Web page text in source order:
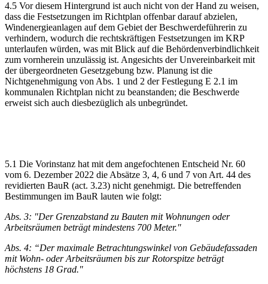
4.5 Vor diesem Hintergrund ist auch nicht von der Hand zu weisen,
dass die Festsetzungen im Richtplan offenbar darauf abzielen,
Windenergieanlagen auf dem Gebiet der Beschwerdeführerin zu
verhindern, wodurch die rechtskräftigen Festsetzungen im KRP
unterlaufen würden, was mit Blick auf die Behördenverbindlichkeit
zum vornherein unzulässig ist. Angesichts der Unvereinbarkeit mit
der übergeordneten Gesetzgebung bzw. Planung ist die
Nichtgenehmigung von Abs. 1 und 2 der Festlegung E 2.1 im
kommunalen Richtplan nicht zu beanstanden; die Beschwerde
erweist sich auch diesbezüglich als unbegründet.
5.1 Die Vorinstanz hat mit dem angefochtenen Entscheid Nr. 60
vom 6. Dezember 2022 die Absätze 3, 4, 6 und 7 von Art. 44 des
revidierten BauR (act. 3.23) nicht genehmigt. Die betreffenden
Bestimmungen im BauR lauten wie folgt:
Abs. 3: "Der Grenzabstand zu Bauten mit Wohnungen oder
Arbeitsräumen beträgt mindestens 700 Meter."
Abs. 4: “Der maximale Betrachtungswinkel von Gebäudefassaden
mit Wohn- oder Arbeitsräumen bis zur Rotorspitze beträgt
höchstens 18 Grad."